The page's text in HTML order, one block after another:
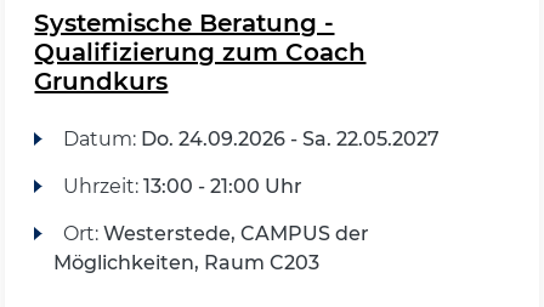
Systemische Beratung -
Qualifizierung zum Coach
Grundkurs
Datum: Do. 24.09.2026 - Sa. 22.05.2027
Uhrzeit: 13:00 - 21:00 Uhr
Ort: Westerstede, CAMPUS der
Möglichkeiten, Raum C203